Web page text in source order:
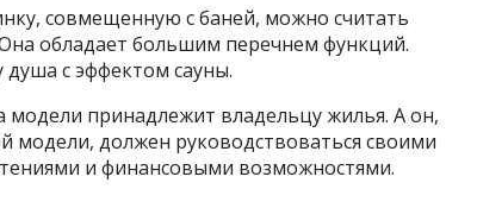
совмещенную с баней, можно считать
обладает большим перечнем функций.
с эффектом сауны.
принадлежит владельцу жилья. А он,
модели, должен руководствоваться своими
и финансовыми возможностями.